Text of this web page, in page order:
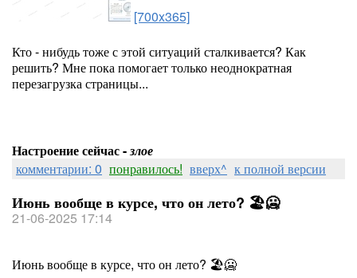
[700x365]
Кто - нибудь тоже с этой ситуаций сталкивается? Как
решить? Мне пока помогает только неоднократная
перезагрузка страницы...
Настроение сейчас -злое
комментарии: 0 понравилось! вверх^ к полной версии
Июнь вообще в курсе, что он лето? 🏖🥶
21-06-2025 17:14
Июнь вообще в курсе, что он лето? 🏖🥶